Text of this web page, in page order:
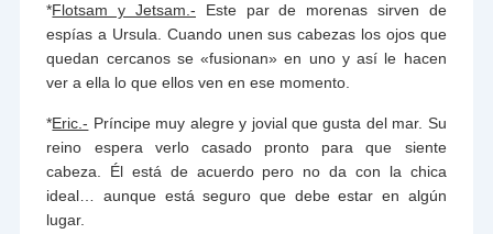
*Flotsam y Jetsam.- Este par de morenas sirven de
espías a Ursula. Cuando unen sus cabezas los ojos que
quedan cercanos se «fusionan» en uno y así le hacen
ver a ella lo que ellos ven en ese momento.
*Eric.- Príncipe muy alegre y jovial que gusta del mar. Su
reino espera verlo casado pronto para que siente
cabeza. Él está de acuerdo pero no da con la chica
ideal… aunque está seguro que debe estar en algún
lugar.